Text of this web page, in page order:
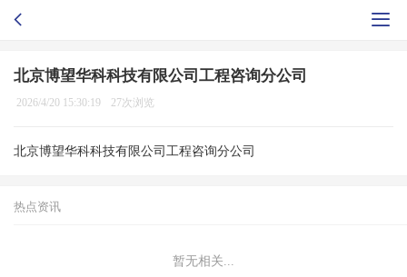
北京博望华科科技有限公司工程咨询分公司
2026/4/20 15:30:19 27次浏览
北京博望华科科技有限公司工程咨询分公司
热点资讯
暂无相关...